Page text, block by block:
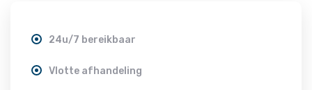
24u/7 bereikbaar
Vlotte afhandeling